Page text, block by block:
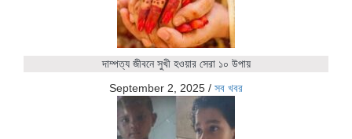
দাম্পত্য জীবনে সুখী হওয়ার সেরা ১০ উপায়
September 2, 2025 / সব খবর